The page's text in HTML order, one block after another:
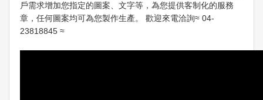
戶需求增加您指定的圖案、文字等，為您提供客制化的服務
章，任何圖案均可為您製作生產。 歡迎來電洽詢≈ 04-
23818845 ≈